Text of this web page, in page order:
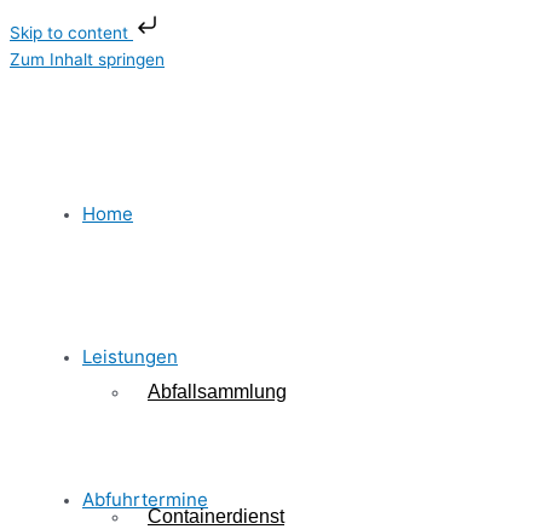
Skip to content
Zum Inhalt springen
Home
Leistungen
Abfallsammlung
Containerdienst
Abfuhrtermine